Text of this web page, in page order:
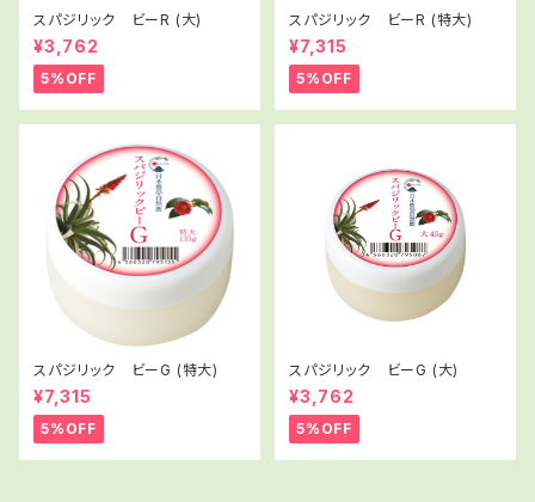
スパジリック ビーR (大)
¥3,762
5%OFF
スパジリック ビーR (特大)
¥7,315
5%OFF
スパジリック ビーG (特大)
¥7,315
5%OFF
スパジリック ビーG (大)
¥3,762
5%OFF